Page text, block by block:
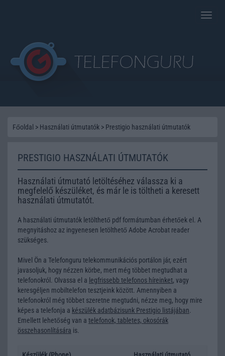
Toggle
Főoldal > Használati útmutatók > Prestigio használati útmutatók
PRESTIGIO HASZNÁLATI ÚTMUTATÓK
Használati útmutató letöltéséhez válassza ki a
megfelelő készüléket, és már le is töltheti a keresett
használati útmutatót.
A használati útmutatók letölthető pdf formátumban érhetőek el. A
megnyitáshoz az ingyenesen letölthető Adobe Acrobat reader
szükséges.
Mivel Ön a Telefonguru telekommunikációs portálon jár, ezért
javasoljuk, hogy nézzen körbe, mert még többet megtudhat a
telefonokról. Olvassa el a legfrissebb telefonos híreinket, vagy
keresgéljen mobiltelefon tesztjeink között. Amennyiben a
telefonokról még többet szeretne megtudni, nézze meg, hogy mire
képes a telefonja a készülék adatbázisunk Prestigio listájában
Emellett lehetőség van a telefonok, tabletes, okosórák
összehasonlítására is.